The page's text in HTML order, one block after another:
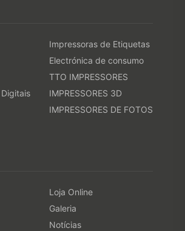
Impressoras de Etiquetas
Electrónica de consumo
TTO IMPRESSORES
IMPRESSORES 3D
IMPRESSORES DE FOTOS
Loja Online
Galeria
Notícias